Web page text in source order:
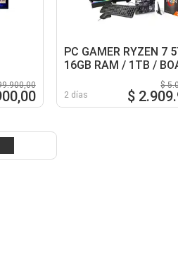
PC GAMER RYZEN 7
16GB RAM / 1TB /
B550 WIFI / FUENTE
80+ GOLD
2 días
$
$